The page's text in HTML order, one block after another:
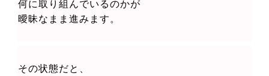
何に取り組んでいるのかが
曖昧なまま進みます。
その状態だと、